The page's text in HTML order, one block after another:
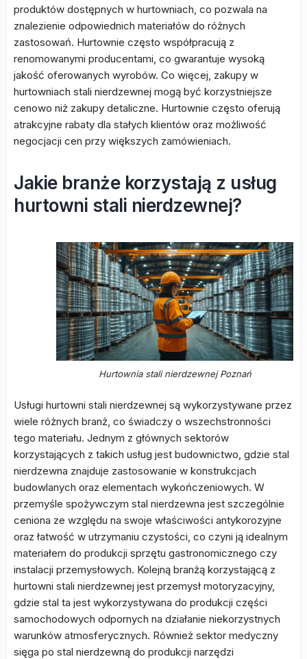
produktów dostępnych w hurtowniach, co pozwala na
znalezienie odpowiednich materiałów do różnych
zastosowań. Hurtownie często współpracują z
renomowanymi producentami, co gwarantuje wysoką
jakość oferowanych wyrobów. Co więcej, zakupy w
hurtowniach stali nierdzewnej mogą być korzystniejsze
cenowo niż zakupy detaliczne. Hurtownie często oferują
atrakcyjne rabaty dla stałych klientów oraz możliwość
negocjacji cen przy większych zamówieniach.
Jakie branże korzystają z usług
hurtowni stali nierdzewnej?
Hurtownia stali nierdzewnej Poznań
Usługi hurtowni stali nierdzewnej są wykorzystywane przez
wiele różnych branż, co świadczy o wszechstronności
tego materiału. Jednym z głównych sektorów
korzystających z takich usług jest budownictwo, gdzie stal
nierdzewna znajduje zastosowanie w konstrukcjach
budowlanych oraz elementach wykończeniowych. W
przemyśle spożywczym stal nierdzewna jest szczególnie
ceniona ze względu na swoje właściwości antykorozyjne
oraz łatwość w utrzymaniu czystości, co czyni ją idealnym
materiałem do produkcji sprzętu gastronomicznego czy
instalacji przemysłowych. Kolejną branżą korzystającą z
hurtowni stali nierdzewnej jest przemysł motoryzacyjny,
gdzie stal ta jest wykorzystywana do produkcji części
samochodowych odpornych na działanie niekorzystnych
warunków atmosferycznych. Również sektor medyczny
sięga po stal nierdzewną do produkcji narzędzi